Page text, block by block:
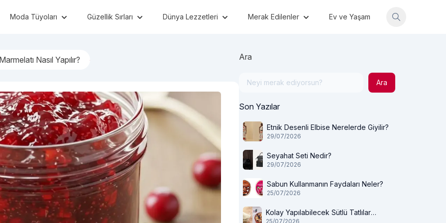
Moda Tüyoları Güzellik Sırları Dünya Lezzetleri Merak Edilenler Ev ve Yaşam
Nasıl Yapılır? Ara
Ara
Son Yazılar
Etnik Desenli Elbise Nerelerde Giyilir?
29/07/2026
Seyahat Seti Nedir?
29/07/2026
Sabun Kullanmanın Faydaları Neler?
25/07/2026
Kolay Yapılabilecek Sütlü Tatlılar
25/07/2026